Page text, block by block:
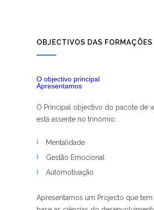
OBJECTIVOS DAS FORMAÇÕES
O objectivo principal
Apresentamos
O Principal objectivo do pacote de
está assente no trinómio:
Mentalidade
Gestão Emocional
Automotivação
Apresentamos um Projecto que